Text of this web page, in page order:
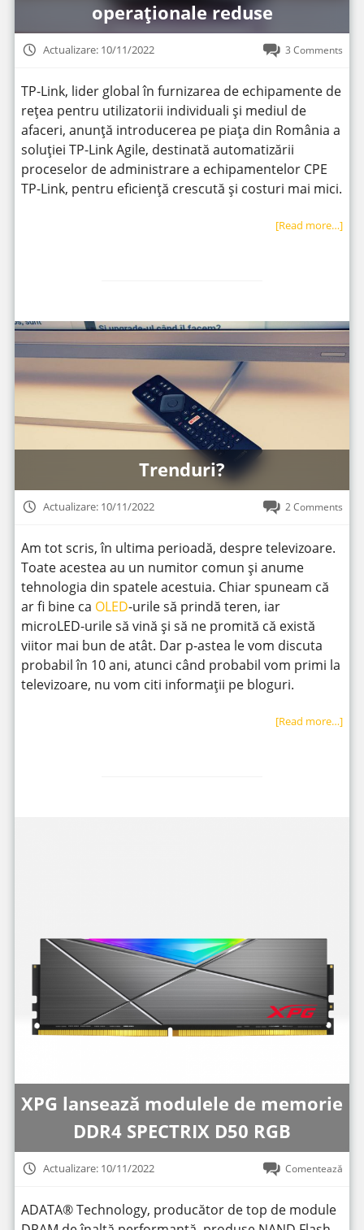
operaționale reduse
Actualizare: 10/11/2022 3 Comments
TP-Link, lider global în furnizarea de echipamente de
rețea pentru utilizatorii individuali și mediul de
afaceri, anunță introducerea pe piața din România a
soluției TP-Link Agile, destinată automatizării
proceselor de administrare a echipamentelor CPE
TP-Link, pentru eficiență crescută și costuri mai mici.
[Read more…]
Trenduri?
Actualizare: 10/11/2022 2 Comments
Am tot scris, în ultima perioadă, despre televizoare.
Toate acestea au un numitor comun și anume
tehnologia din spatele acestuia. Chiar spuneam că
ar fi bine ca OLED-urile să prindă teren, iar
microLED-urile să vină și să ne promită că există
viitor mai bun de atât. Dar p-astea le vom discuta
probabil în 10 ani, atunci când probabil vom primi la
televizoare, nu vom citi informații pe bloguri.
[Read more…]
XPG lansează modulele de memorie
DDR4 SPECTRIX D50 RGB
Actualizare: 10/11/2022 Comentează
ADATA® Technology, producător de top de module